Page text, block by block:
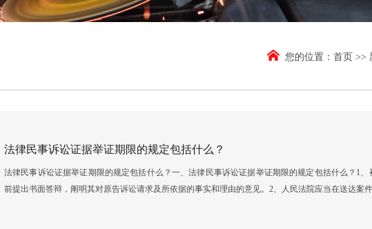
您的位置： 首页 >>
法律民事诉讼证据举证期限的规定包括什么？
法律民事诉讼证据举证期限的规定包括什么？一、法律民事诉讼证据举证期限的规定包括什么？1
前提出书面答辩，阐明其对原告诉讼请求及所依据的事实和理由的意见。2、人民法院应当在送达案件